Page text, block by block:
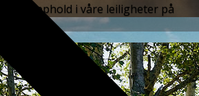
ditt opphold i våre leiligheter på